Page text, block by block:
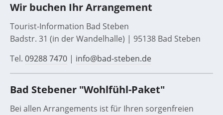
Wir buchen Ihr Arrangement
Tourist-Information Bad Steben
Badstr. 31 (in der Wandelhalle) | 95138 Bad Steben
Tel. 09288 7470 | info@bad-steben.de
Bad Stebener "Wohlfühl-Paket"
Bei allen Arrangements ist für Ihren sorgenfreien